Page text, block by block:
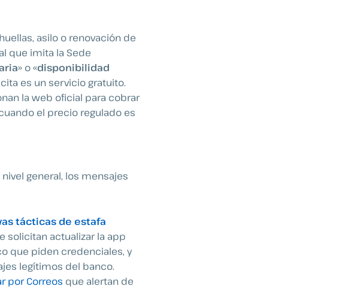
asilo o renovación de
que imita la Sede
» o «disponibilidad
es un servicio gratuito.
la web oficial para cobrar
el precio regulado es
general, los mensajes
tácticas de estafa
solicitan actualizar la app
que piden credenciales, y
legítimos del banco.
por Correos que alertan de